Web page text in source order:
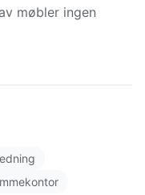
møbler ingen